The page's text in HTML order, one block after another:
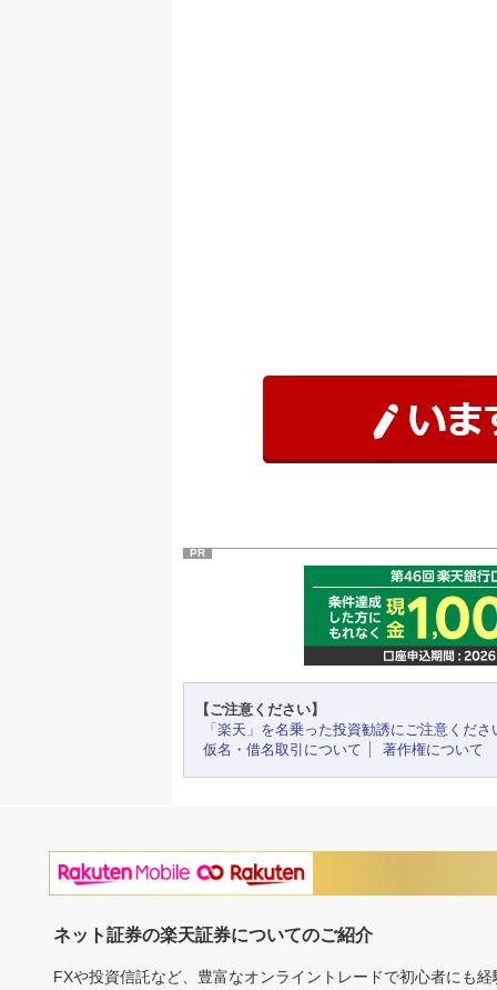
PR
【ご注意ください】
「楽天」を名乗った投資勧誘にご注意くださ
仮名・借名取引について
著作権について
ネット証券の楽天証券についてのご紹介
FXや投資信託など、豊富なオンライントレードで初心者にも